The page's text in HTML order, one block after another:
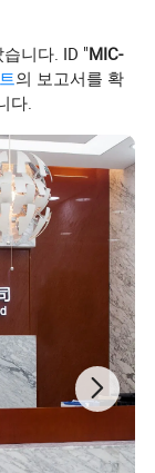
니다. ID "MIC-
의 보고서를 확
다.